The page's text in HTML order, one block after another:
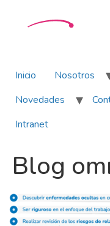
Inicio Nosotros
Novedades
Intranet
Blog